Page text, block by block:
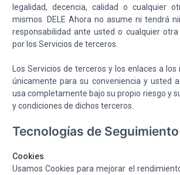
legalidad, decencia, calidad o cualquier
mismos. DELE Ahora no asume ni tendrá
responsabilidad ante usted o cualquier
por los Servicios de terceros.
Los Servicios de terceros y los enlaces a
únicamente para su conveniencia y usted
usa completamente bajo su propio riesgo y
y condiciones de dichos terceros.
Tecnologías de Seguimiento
Cookies
Usamos Cookies para mejorar el